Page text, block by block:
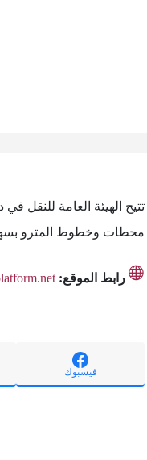
محطات وخطوط المترو
رابط الموقع:
فيسبوك